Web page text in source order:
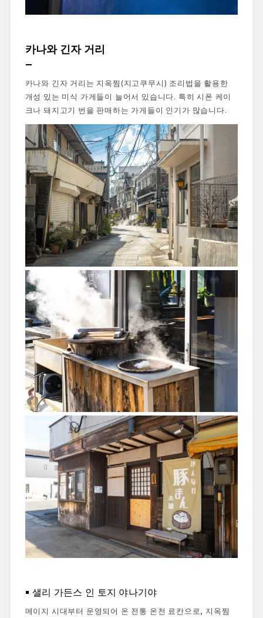
카나와 긴자 거리
카나와 긴자 거리는 지옥찜(지고쿠무시) 조리법을 활용한
개성 있는 미식 가게들이 늘어서 있습니다. 특히 시폰 케이
크나 돼지고기 번을 판매하는 가게들이 인기가 많습니다.
샐리 가든스 인 토지 야나기야
메이지 시대부터 운영되어 온 전통 온천 료칸으로, 지옥찜